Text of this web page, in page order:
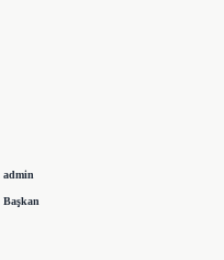
admin
Başkan